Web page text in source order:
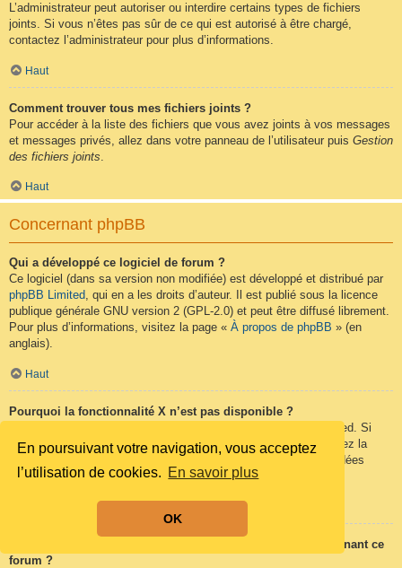
En poursuivant votre navigation, vous acceptez
l’utilisation de cookies. En savoir plus
OK
L’administrateur peut autoriser ou interdire certains types de fichiers
joints. Si vous n’êtes pas sûr de ce qui est autorisé à être chargé,
contactez l’administrateur pour plus d’informations.
Haut
Comment trouver tous mes fichiers joints ?
Pour accéder à la liste des fichiers que vous avez joints à vos messages
et messages privés, allez dans votre panneau de l’utilisateur puis Gestion
des fichiers joints
Haut
Concernant phpBB
Qui a développé ce logiciel de forum ?
Ce logiciel (dans sa version non modifiée) est développé et distribué par
phpBB Limited, qui en a les droits d’auteur. Il est publié sous la licence
publique générale GNU version 2 (GPL-2.0) et peut être diffusé librement.
Pour plus d’informations, visitez la page « À propos de phpBB » (en
anglais).
Haut
Pourquoi la fonctionnalité X n’est pas disponible ?
Ce logiciel a été développé et mis sous licence par phpBB Limited. Si
vous pensez qu’une fonctionnalité nécessite d’être ajoutée, visitez la
phpBB Ideas
(en anglais) où vous pouvez voter pour des idées
proposées ou en suggérer de nouvelles.
Qui contacter pour les abus ou les questions légales concernant ce
forum ?